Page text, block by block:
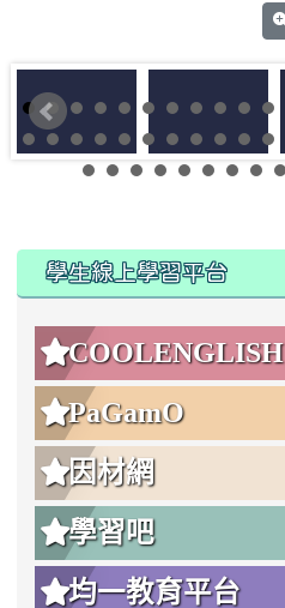
學生線上學習平台
COOLENGLISH
PaGamO
因材網
學習吧
均一教育平台